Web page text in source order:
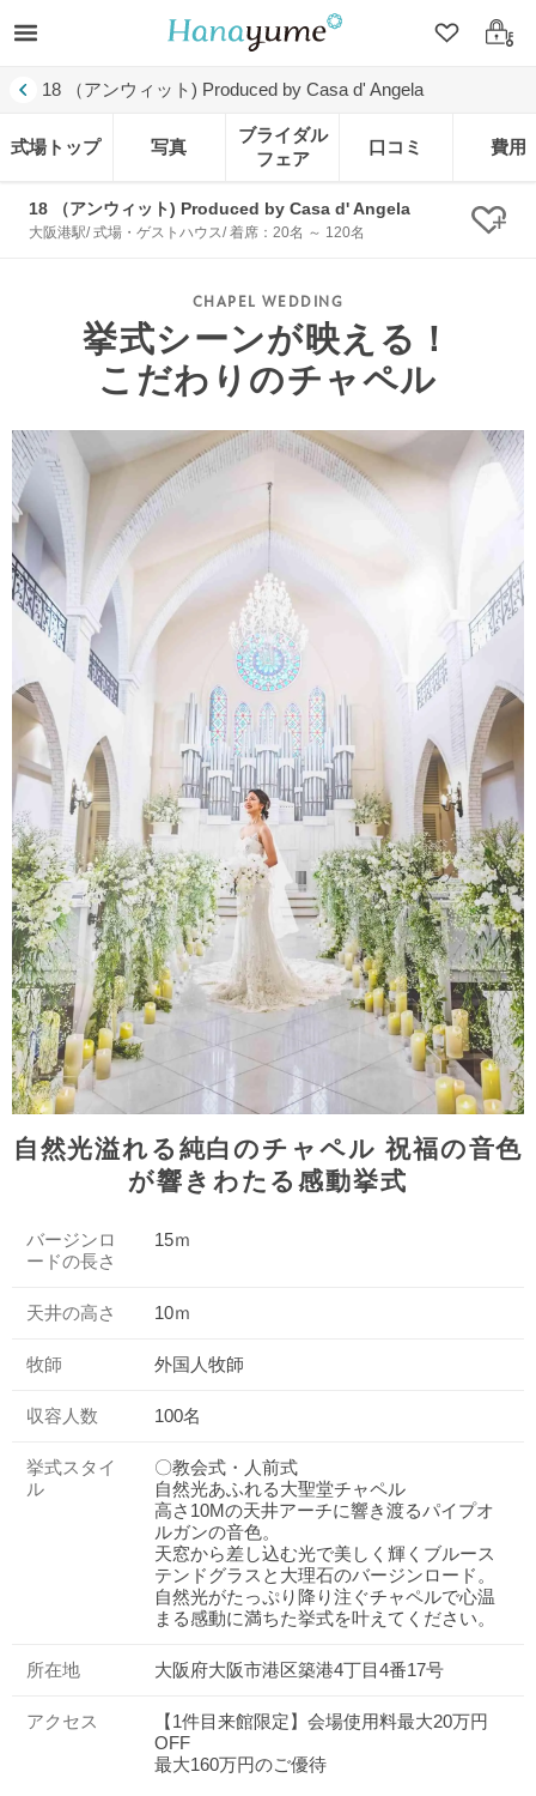
クリップ
ログ
18 （アンウィット) Produced by Casa d' Angela
式場トップ 写真
ブライダル
フェア
口コミ 費用
18 （アンウィット) Produced by Casa d' Angela
大阪港駅/ 式場・ゲストハウス/ 着席：20名 ～ 120名 ク
挙式シーンが映える！
こだわりのチャペル
自然光溢れる純白のチャペル 祝福の音色
が響きわたる感動挙式
バージンロ
ードの長さ
15ｍ
天井の高さ 10ｍ
牧師 外国人牧師
収容人数 100名
挙式スタイ
ル
〇教会式・人前式
自然光あふれる大聖堂チャペル
高さ10Mの天井アーチに響き渡るパイプオ
ルガンの音色。
天窓から差し込む光で美しく輝くブルース
テンドグラスと大理石のバージンロード。
自然光がたっぷり降り注ぐチャペルで心温
まる感動に満ちた挙式を叶えてください。
所在地 大阪府大阪市港区築港4丁目4番17号
アクセス
【1件目来館限定】会場使用料最大20万円
OFF
最大160万円のご優待